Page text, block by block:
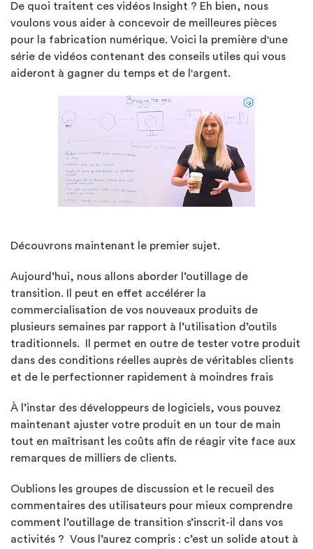
De quoi traitent ces vidéos Insight ? Eh bien, nous
voulons vous aider à concevoir de meilleures pièces
pour la fabrication numérique. Voici la première d'une
série de vidéos contenant des conseils utiles qui vous
aideront à gagner du temps et de l'argent.
Découvrons maintenant le premier sujet.
Aujourd’hui, nous allons aborder l’outillage de
transition. Il peut en effet accélérer la
commercialisation de vos nouveaux produits de
plusieurs semaines par rapport à l’utilisation d’outils
traditionnels. Il permet en outre de tester votre produit
dans des conditions réelles auprès de véritables clients
et de le perfectionner rapidement à moindres frais
À l’instar des développeurs de logiciels, vous pouvez
maintenant ajuster votre produit en un tour de main
tout en maîtrisant les coûts afin de réagir vite face aux
remarques de milliers de clients.
Oublions les groupes de discussion et le recueil des
commentaires des utilisateurs pour mieux comprendre
comment l’outillage de transition s’inscrit-il dans vos
activités ? Vous l’aurez compris : c’est un solide atout à